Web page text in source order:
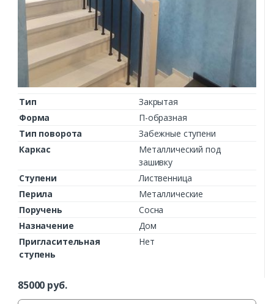
Тип
Закрытая
Форма
П-образная
Тип поворота
Забежные ступени
Каркас
Металлический под
зашивку
Ступени
Лиственница
Перила
Металлические
Поручень
Сосна
Назначение
Дом
Пригласительная
ступень
Нет
85000 руб.